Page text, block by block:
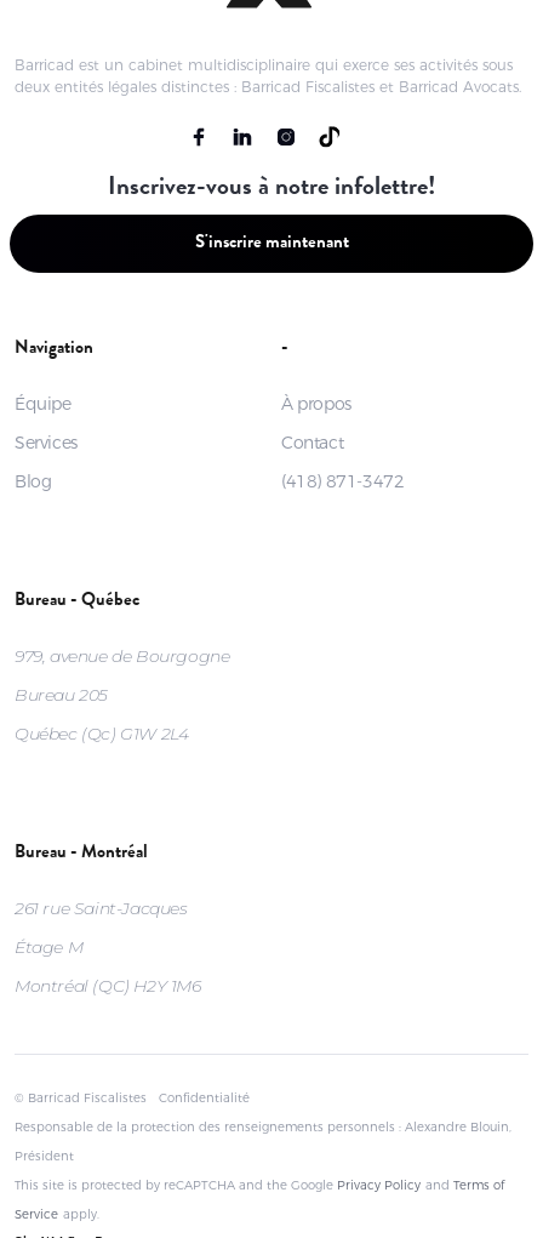
Barricad est un cabinet multidisciplinaire qui exerce ses activités sous
deux entités légales distinctes : Barricad Fiscalistes et Barricad Avocats.
Inscrivez-vous à notre infolettre!
S'inscrire maintenant
Navigation
Équipe
Services
Blog
-
À propos
Contact
(418) 871-3472
Bureau - Québec
979, avenue de Bourgogne
Bureau 205
Québec (Qc) G1W 2L4
Bureau - Montréal
261 rue Saint-Jacques
Étage M
Montréal (QC) H2Y 1M6
© Barricad Fiscalistes
Confidentialité
Responsable de la protection des renseignements personnels : Alexandre Blouin,
Président
This site is protected by reCAPTCHA and the Google Privacy Policy and Terms of
Service apply.